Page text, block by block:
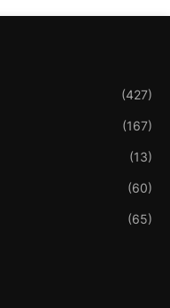
(427)
(167)
(13)
(60)
(65)